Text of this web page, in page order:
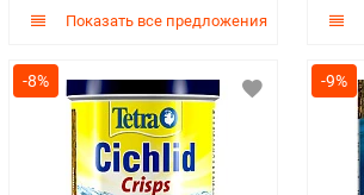
Показать все предложения
-8% -9%